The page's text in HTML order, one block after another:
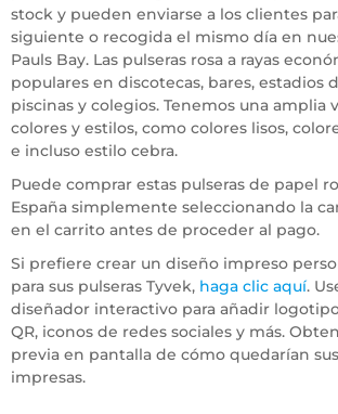
stock y pueden enviarse a los clientes
siguiente o recogida el mismo día en
Pauls Bay. Las pulseras rosa a rayas
populares en discotecas, bares, estadios
piscinas y colegios. Tenemos una amplia
colores y estilos, como colores lisos,
e incluso estilo cebra.
Puede comprar estas pulseras de papel
España simplemente seleccionando la
en el carrito antes de proceder al pago.
Si prefiere crear un diseño impreso
para sus pulseras Tyvek, haga clic aquí.
diseñador interactivo para añadir
QR, iconos de redes sociales y más.
previa en pantalla de cómo quedarían
impresas.